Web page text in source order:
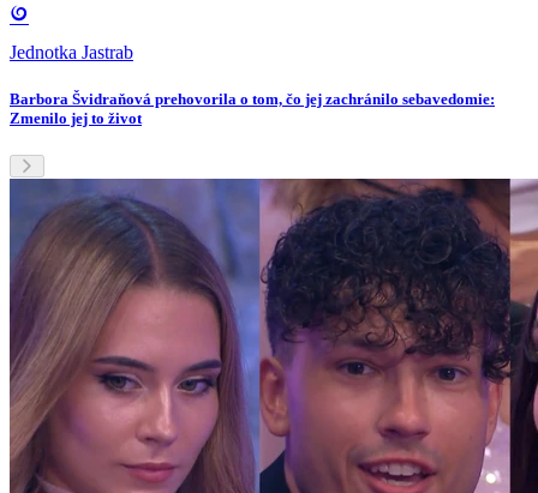
Jednotka Jastrab
Barbora Švidraňová prehovorila o tom, čo jej zachránilo sebavedomie:
Zmenilo jej to život